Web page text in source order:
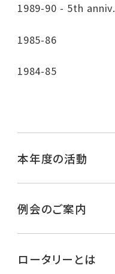
1989-90 - 5th anniv.
1985-86
1984-85
本年度の活動
例会のご案内
ロータリーとは